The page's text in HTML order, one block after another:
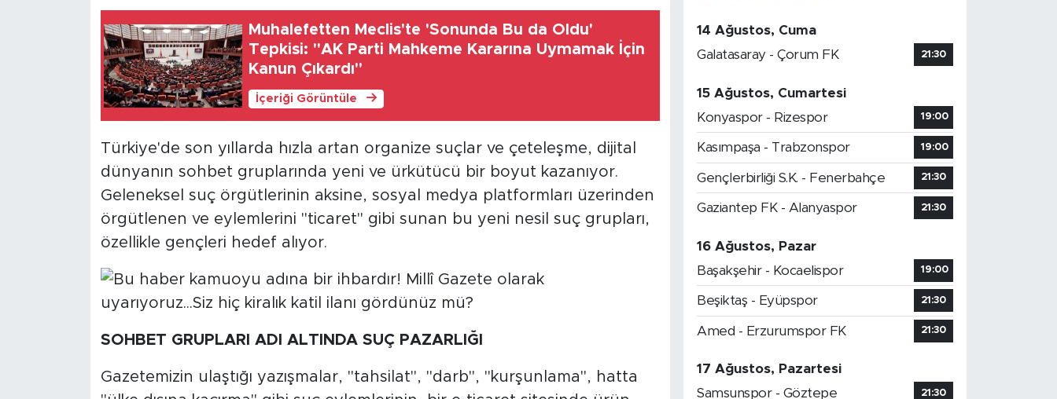
Muhalefetten Meclis'te 'Sonunda Bu da Oldu'
Tepkisi: "AK Parti Mahkeme Kararına Uymamak İçin
Kanun Çıkardı"
İçeriği Görüntüle
Türkiye'de son yıllarda hızla artan organize suçlar ve çeteleşme, dijital
dünyanın sohbet gruplarında yeni ve ürkütücü bir boyut kazanıyor.
Geleneksel suç örgütlerinin aksine, sosyal medya platformları üzerinden
örgütlenen ve eylemlerini "ticaret" gibi sunan bu yeni nesil suç grupları,
özellikle gençleri hedef alıyor.
SOHBET GRUPLARI ADI ALTINDA SUÇ PAZARLIĞI
Gazetemizin ulaştığı yazışmalar, "tahsilat", "darb", "kurşunlama", hatta
14 Ağustos, Cuma
Galatasaray - Çorum FK
21:30
15 Ağustos, Cumartesi
Konyaspor - Rizespor
19:00
Kasımpaşa - Trabzonspor 19:00
Gençlerbirliği S.K. - Fenerbahçe 21:30
Gaziantep FK - Alanyaspor 21:30
16 Ağustos, Pazar
Başakşehir - Kocaelispor
19:00
Beşiktaş - Eyüpspor 21:30
Amed - Erzurumspor FK 21:30
17 Ağustos, Pazartesi
Samsunspor - Göztepe
21:30
TARİHTEN GÜNÜMÜZE
SİYASET
MEDYA KÖŞESİ
ALINTI YAZARLAR
SOSYAL MEDYA